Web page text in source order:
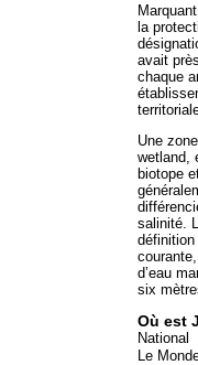
la
avait
chaque
Une
wetland,
biotope
salinité.
d’eau
six
Où est
National
Le